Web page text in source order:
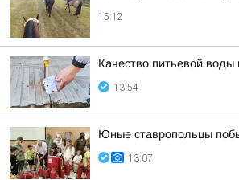
15:12
Качество питьевой
13:54
Юные ставропольцы
13:07